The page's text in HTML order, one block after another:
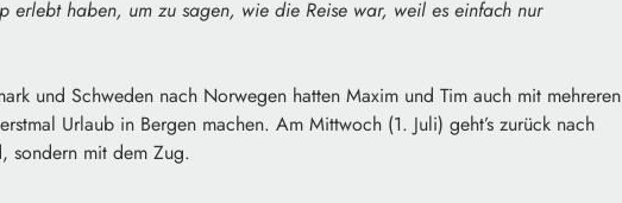
erlebt haben, um zu sagen, wie die Reise war, weil es einfach nur
und Schweden nach Norwegen hatten Maxim und Tim auch mit mehreren
Urlaub in Bergen machen. Am Mittwoch (1. Juli) geht’s zurück nach
sondern mit dem Zug.